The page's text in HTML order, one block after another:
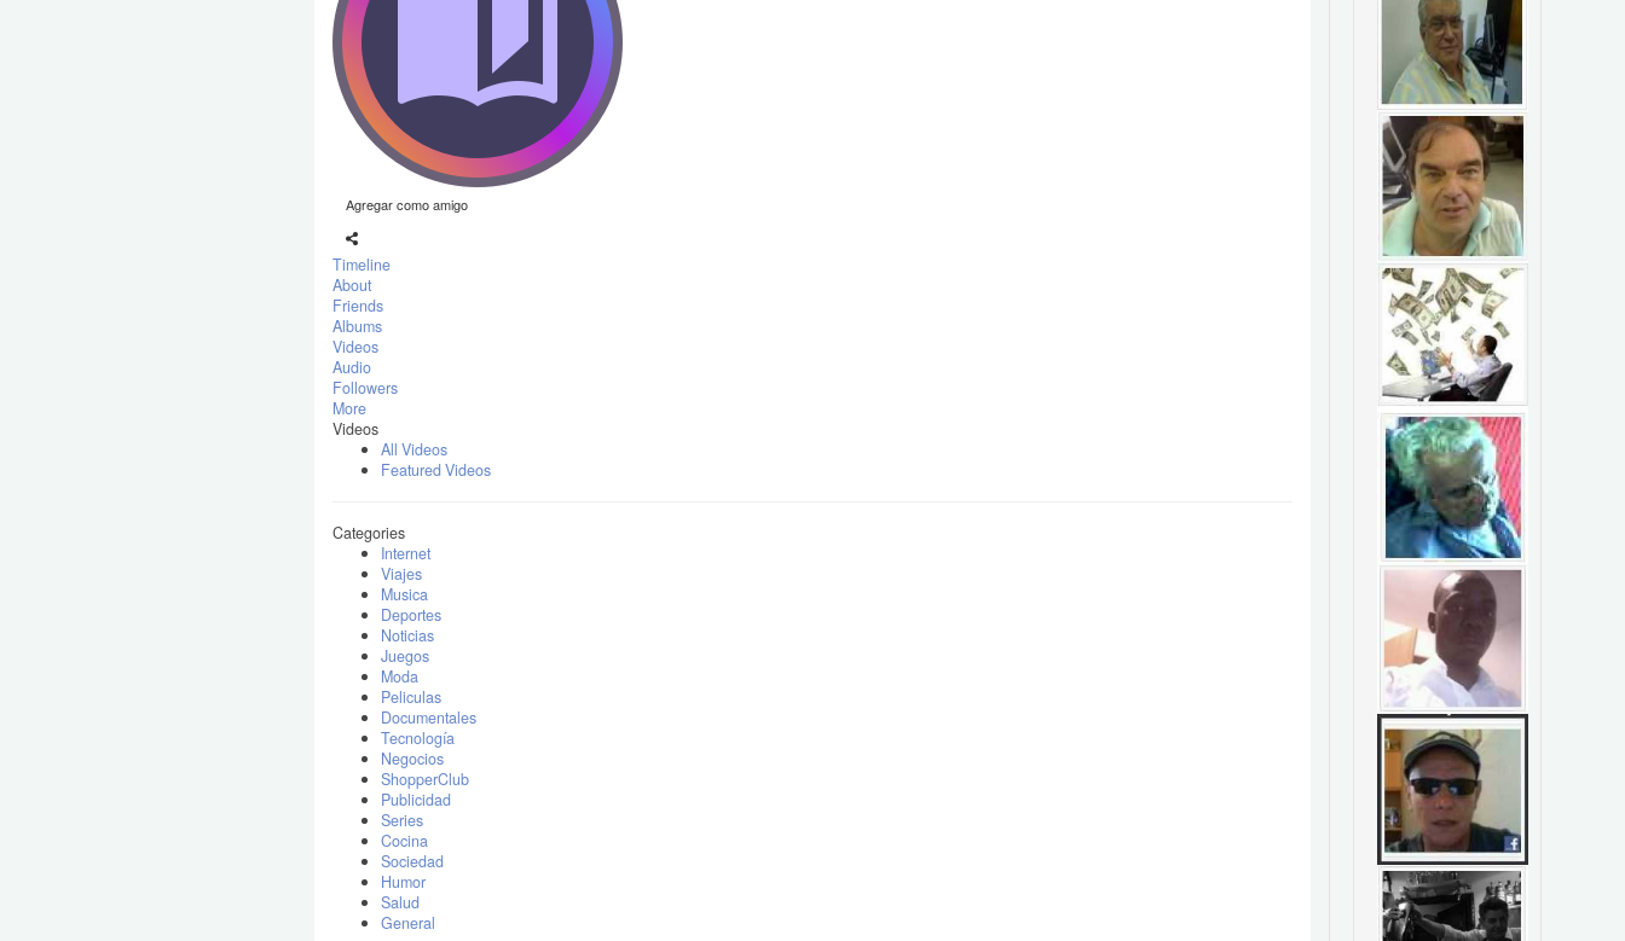
Agregar como amigo
Timeline
About
Friends
Albums
Videos
Audio
Followers
More
Videos
All Videos
Featured Videos
Categories
Internet
Viajes
Musica
Deportes
Noticias
Juegos
Moda
Peliculas
Documentales
Tecnología
Negocios
ShopperClub
Publicidad
Series
Cocina
Sociedad
Humor
Salud
General